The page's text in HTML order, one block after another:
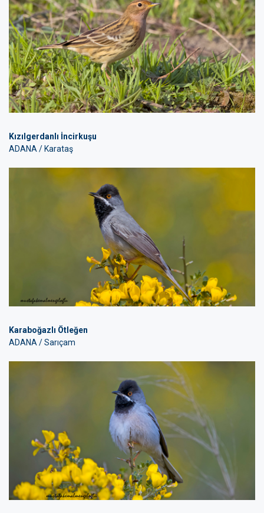
Kızılgerdanlı İncirkuşu
ADANA / Karataş
Karaboğazlı Ötleğen
ADANA / Sarıçam